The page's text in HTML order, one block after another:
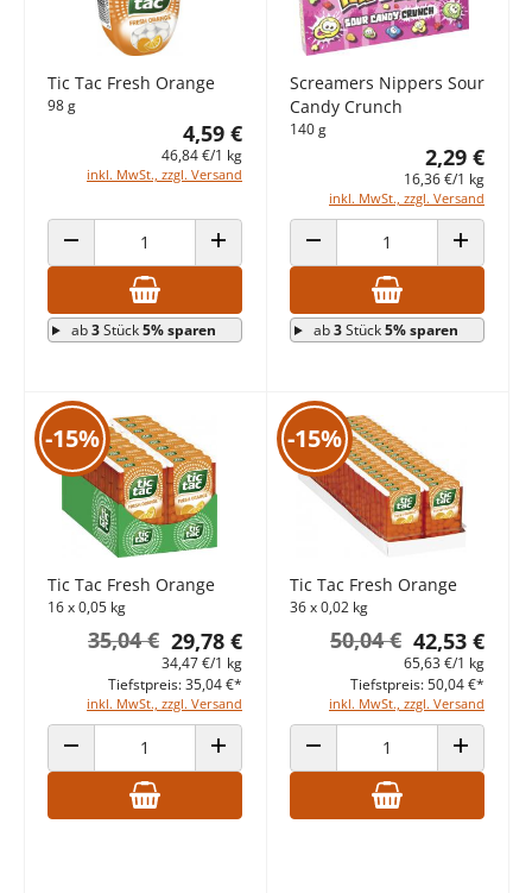
Tic Tac Fresh Orange
98 g
4,59 €
46,84 €/1 kg
inkl. MwSt., zzgl. Versand
ANZAHL VERRINGERN ANZAHL ERHÖHEN
ab3Stück5% sparen
Screamers Nippers Sour
Candy Crunch
140 g
2,29 €
16,36 €/1 kg
inkl. MwSt., zzgl. Versand
ANZAHL VERRINGERN ANZAHL
ab3Stück5% sparen
-15%
Tic Tac Fresh Orange
16 x 0,05 kg
29,78 €
35,04 €
34,47 €/1 kg
inkl. MwSt., zzgl. Versand
Tiefstpreis: 35,04 €*
ANZAHL VERRINGERN ANZAHL ERHÖHEN
-15%
Tic Tac Fresh Orange
36 x 0,02 kg
42,53 €
50,04 €
65,63 €/1 kg
inkl. MwSt., zzgl. Versand
Tiefstpreis: 50,04 €*
ANZAHL VERRINGERN ANZAHL